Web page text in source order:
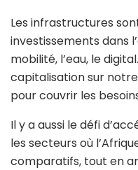
Les infrastructures
investissements dans
mobilité, l’eau, le
capitalisation sur
pour couvrir les
Il y a aussi le défi
les secteurs où
comparatifs, tout en